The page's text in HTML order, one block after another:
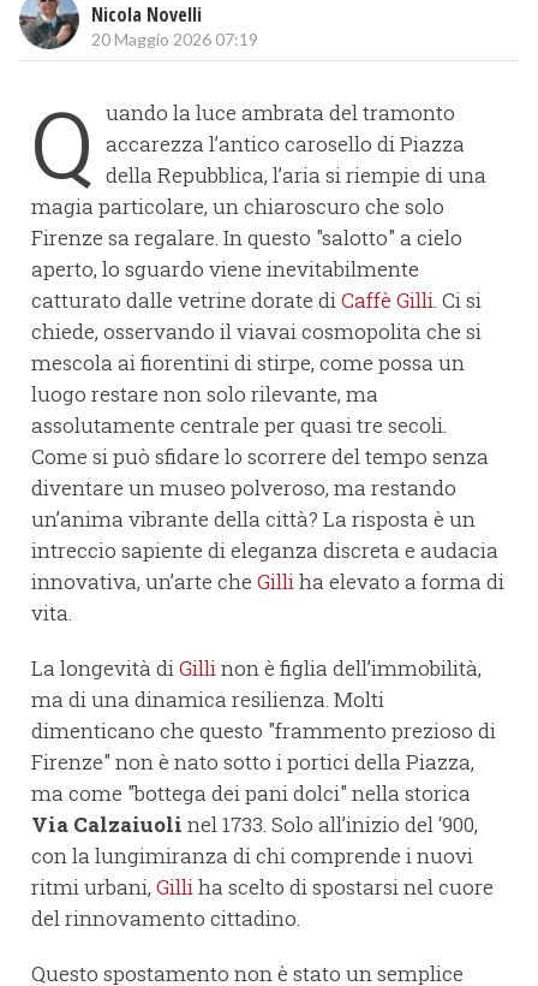
Nicola Novelli
20 Maggio 2026 07:19
Q
uando la luce ambrata del tramonto
accarezza l’antico carosello di Piazza
della Repubblica, l’aria si riempie di una
magia particolare, un chiaroscuro che solo
Firenze sa regalare. In questo "salotto" a cielo
aperto, lo sguardo viene inevitabilmente
catturato dalle vetrine dorate diCaffè Gilli. Ci si
chiede, osservando il viavai cosmopolita che si
mescola ai fiorentini di stirpe, come possa un
luogo restare non solo rilevante, ma
assolutamente centrale per quasi tre secoli.
Come si può sfidare lo scorrere del tempo senza
diventare un museo polveroso, ma restando
un’anima vibrante della città? La risposta è un
intreccio sapiente di eleganza discreta e audacia
innovativa, un’arte che Gilliha elevato a forma di
vita.
La longevità diGillinon è figlia dell’immobilità,
ma di una dinamica resilienza. Molti
dimenticano che questo "frammento prezioso di
Firenze" non è nato sotto i portici della Piazza,
ma come "bottega dei pani dolci" nella storica
Via Calzaiuoli nel 1733. Solo all’inizio del ‘900,
con la lungimiranza di chi comprende i nuovi
ritmi urbani, Gilliha scelto di spostarsi nel cuore
del rinnovamento cittadino.
Questo spostamento non è stato un semplice